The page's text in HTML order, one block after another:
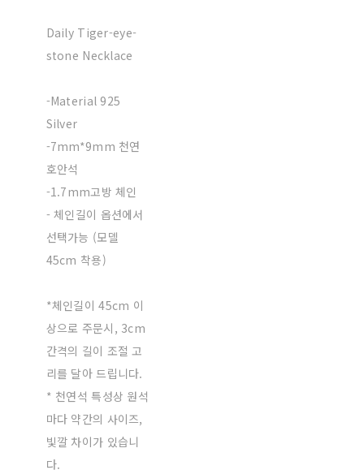
Daily Tiger-eye-
stone Necklace
-Material 925
Silver
-7mm*9mm 천연
호안석
-1.7mm고방 체인
- 체인길이 옵션에서
선택가능 (모델
45cm 착용)
*체인길이 45cm 이
상으로 주문시, 3cm
간격의 길이 조절 고
리를 달아 드립니다.
* 천연석 특성상 원석
마다 약간의 사이즈,
빛깔 차이가 있습니
다.